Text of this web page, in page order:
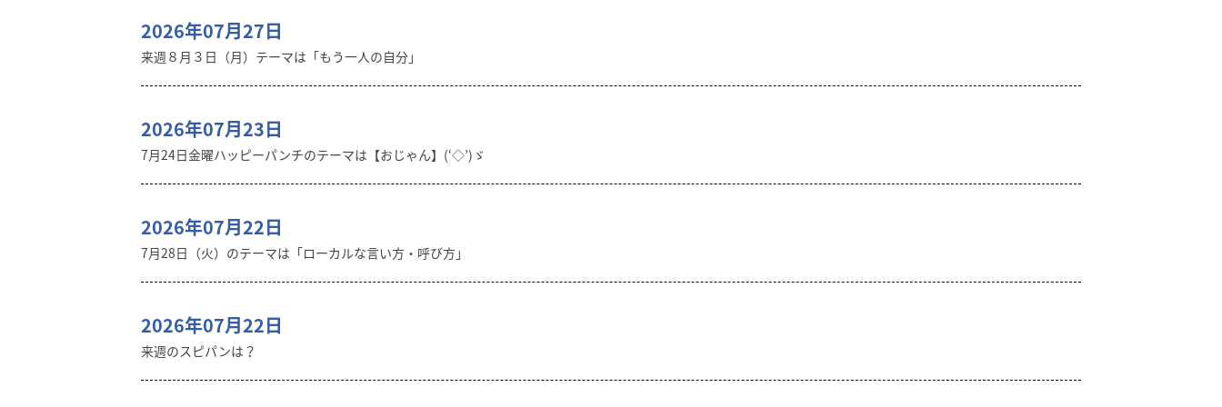
2026年07月27日
来週８月３日（月）テーマは「もう一人の自分」
2026年07月23日
7月24日金曜ハッピーパンチのテーマは【おじゃん】(‘◇’)ゞ
2026年07月22日
7月28日（火）のテーマは「ローカルな言い方・呼び方」
2026年07月22日
来週のスピパンは？